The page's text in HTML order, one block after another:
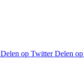
Delen op Twitter Delen